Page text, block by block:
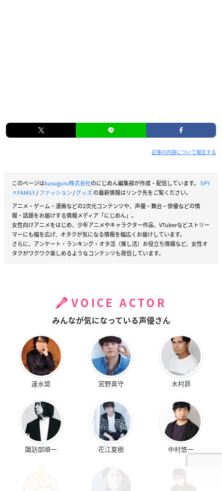
記事の内容について報告する
このページはkusuguru株式会社のにじめん編集部が作成・配信しています。 SPY
×FAMILY/ファッション/グッズの最新情報はリンク先をご覧ください。
アニメ・ゲーム・漫画などの2次元コンテンツや、声優・舞台・俳優などの情
報・話題をお届けする情報メディア「にじめん」。
女性向けアニメをはじめ、少年アニメやキャラクター作品、VTuberなどストリー
マーにも幅を広げ、オタクが気になる情報を幅広くお届けしています。
さらに、アンケート・ランキング・オタ活（推し活）お役立ち情報など、女性オ
タクがワクワク楽しめるようなコンテンツも発信しています。
VOICE ACTOR
みんなが気になっている声優さん
速水奨 宮野真守 木村昴
諏訪部順一 花江夏樹 中村悠一